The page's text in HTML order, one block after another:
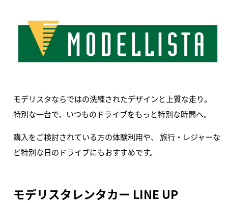
モデリスタならではの洗練されたデザインと上質な走り。
特別な一台で、いつものドライブをもっと特別な時間へ。
購入をご検討されている方の体験利用や、 旅行・レジャーな
ど特別な日のドライブにもおすすめです。
モデリスタレンタカー LINE UP